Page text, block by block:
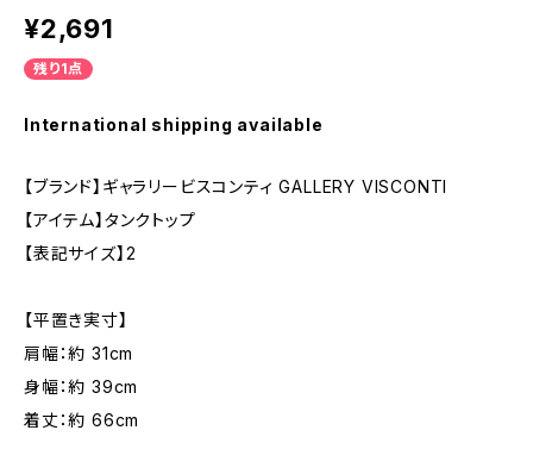
¥2,691
残り1点
International shipping available
【ブランド】ギャラリービスコンティ GALLERY VISCONTI
【アイテム】タンクトップ
【表記サイズ】2
【平置き実寸】
肩幅：約 31cm
身幅：約 39cm
着丈：約 66cm